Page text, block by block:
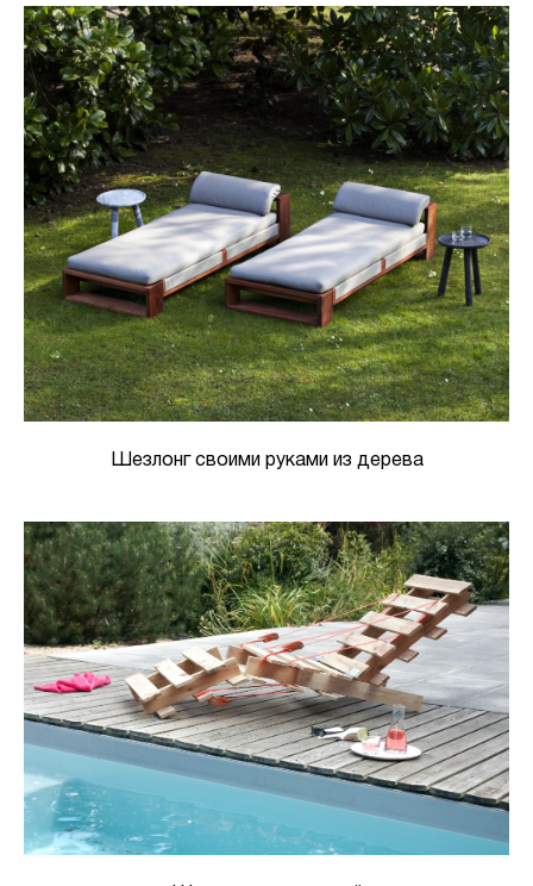
Шезлонг своими руками из дерева